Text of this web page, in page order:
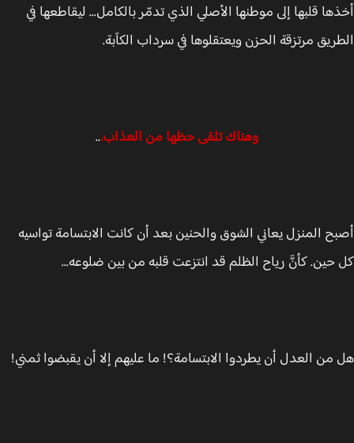
قلبها إلى موطنها الأصلي الذي تدمّر بالكامل... ليقاطعها في
مرتزقة الحزن ويعتقلوها في سرداب الكآبة.
وهناك تلقى حظها من العذاب...
المنزل يعاني الشوق والحنين بعد أن كانت الابتسامة تواسيه
كأنَّ رياح الظلم قد انتزعت قلبه من بين ضلوعه...
العدل أن يطردوا الابتسامة؟! ما عليهم إلا أن يقبضوا ثمني!